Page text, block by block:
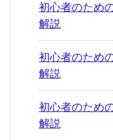
初心者のため
解説
初心者のため
解説
初心者のため
解説